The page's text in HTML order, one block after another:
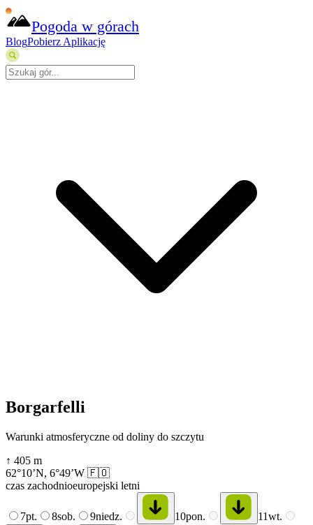
Pogoda w górach
BlogPobierz Aplikację
Borgarfelli
Warunki atmosferyczne od doliny do szczytu
↑ 405 m
62°10’N, 6°49’W 🇫🇴
czas zachodnioeuropejski letni
7pt. 8sob. 9niedz. 10pon. 11wt.